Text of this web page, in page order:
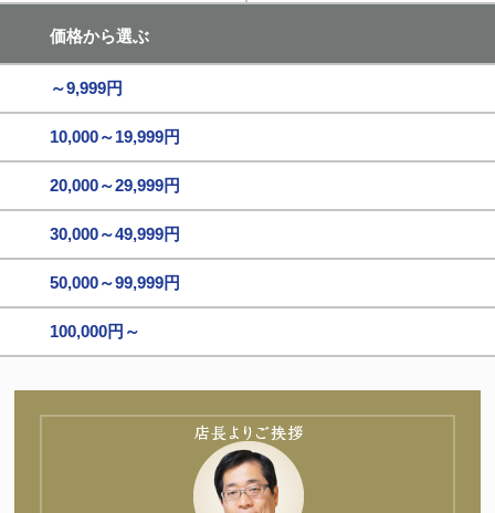
価格から選ぶ
～9,999円
10,000～19,999円
20,000～29,999円
30,000～49,999円
50,000～99,999円
100,000円～